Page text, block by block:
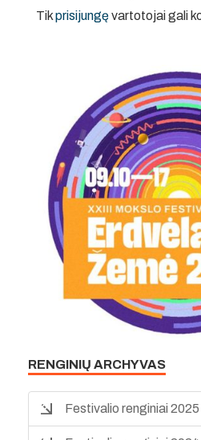
Tikprisijungęvartotojai gali
RENGINIŲ ARCHYVAS
Festivalio renginiai 2025